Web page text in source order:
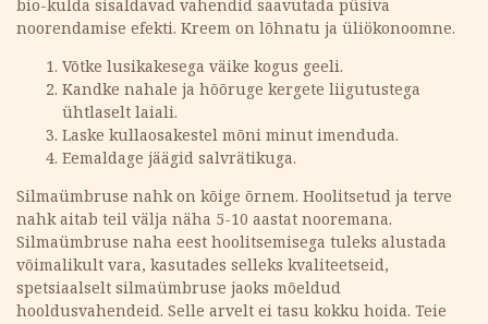
bio-kulda sisaldavad vahendid saavutada püsiva
noorendamise efekti. Kreem on lõhnatu ja üliökonoomne.
Võtke lusikakesega väike kogus geeli.
Kandke nahale ja hõõruge kergete liigutustega
ühtlaselt laiali.
Laske kullaosakestel mõni minut imenduda.
Eemaldage jäägid salvrätikuga.
Silmaümbruse nahk on kõige õrnem. Hoolitsetud ja terve
nahk aitab teil välja näha 5-10 aastat nooremana.
Silmaümbruse naha eest hoolitsemisega tuleks alustada
võimalikult vara, kasutades selleks kvaliteetseid,
spetsiaalselt silmaümbruse jaoks mõeldud
hooldusvahendeid. Selle arvelt ei tasu kokku hoida. Teie